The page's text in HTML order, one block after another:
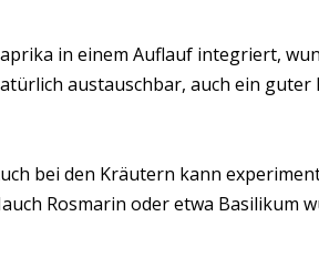
in einem Auflauf integriert,
austauschbar, auch ein
bei den Kräutern kann
Rosmarin oder etwa Basilikum